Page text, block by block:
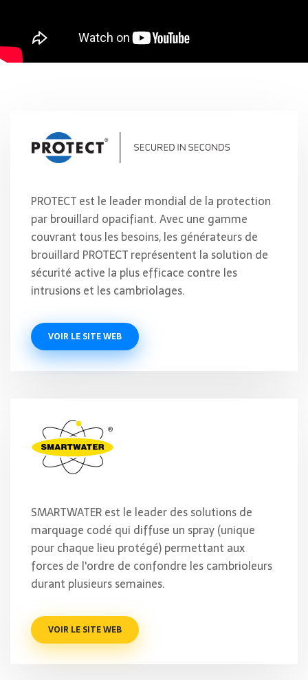
PROTECT est le leader mondial de la protection
par brouillard opacifiant. Avec une gamme
couvrant tous les besoins, les générateurs de
brouillard PROTECT représentent la solution de
sécurité active la plus efficace contre les
intrusions et les cambriolages.
VOIR LE SITE WEB
SMARTWATER est le leader des solutions de
marquage codé qui diffuse un spray (unique
pour chaque lieu protégé) permettant aux
forces de l'ordre de confondre les cambrioleurs
durant plusieurs semaines.
VOIR LE SITE WEB